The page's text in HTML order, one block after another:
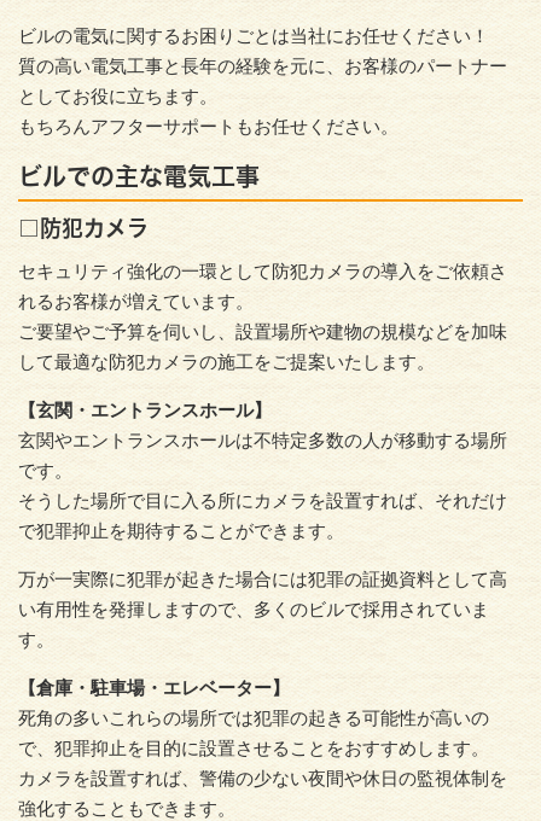
ビルの電気に関するお困りごとは当社にお任せください！
質の高い電気工事と長年の経験を元に、お客様のパートナー
としてお役に立ちます。
もちろんアフターサポートもお任せください。
ビルでの主な電気工事
□防犯カメラ
セキュリティ強化の一環として防犯カメラの導入をご依頼さ
れるお客様が増えています。
ご要望やご予算を伺いし、設置場所や建物の規模などを加味
して最適な防犯カメラの施工をご提案いたします。
【玄関・エントランスホール】
玄関やエントランスホールは不特定多数の人が移動する場所
です。
そうした場所で目に入る所にカメラを設置すれば、それだけ
で犯罪抑止を期待することができます。
万が一実際に犯罪が起きた場合には犯罪の証拠資料として高
い有用性を発揮しますので、多くのビルで採用されていま
す。
【倉庫・駐車場・エレベーター】
死角の多いこれらの場所では犯罪の起きる可能性が高いの
で、犯罪抑止を目的に設置させることをおすすめします。
カメラを設置すれば、警備の少ない夜間や休日の監視体制を
強化することもできます。